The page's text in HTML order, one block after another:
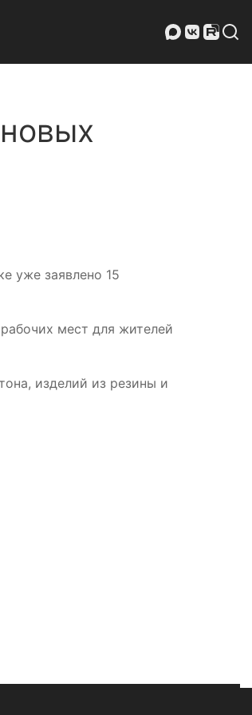
уже заявлено 15
мест для жителей
изделий из резины и